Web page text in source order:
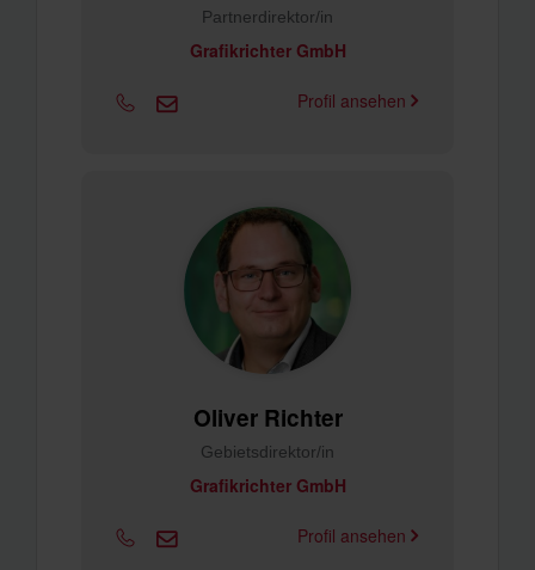
Partnerdirektor/in
Grafikrichter GmbH
Profil ansehen
Oliver Richter
Gebietsdirektor/in
Grafikrichter GmbH
Profil ansehen